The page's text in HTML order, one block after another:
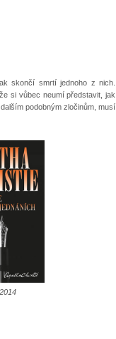
skončí smrtí jednoho z nich.
si vůbec neumí představit, jak
podobným zločinům, musí